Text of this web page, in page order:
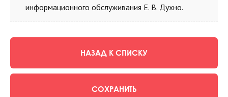
информационного обслуживания Е. В. Духно.
НАЗАД К СПИСКУ
СОХРАНИТЬ